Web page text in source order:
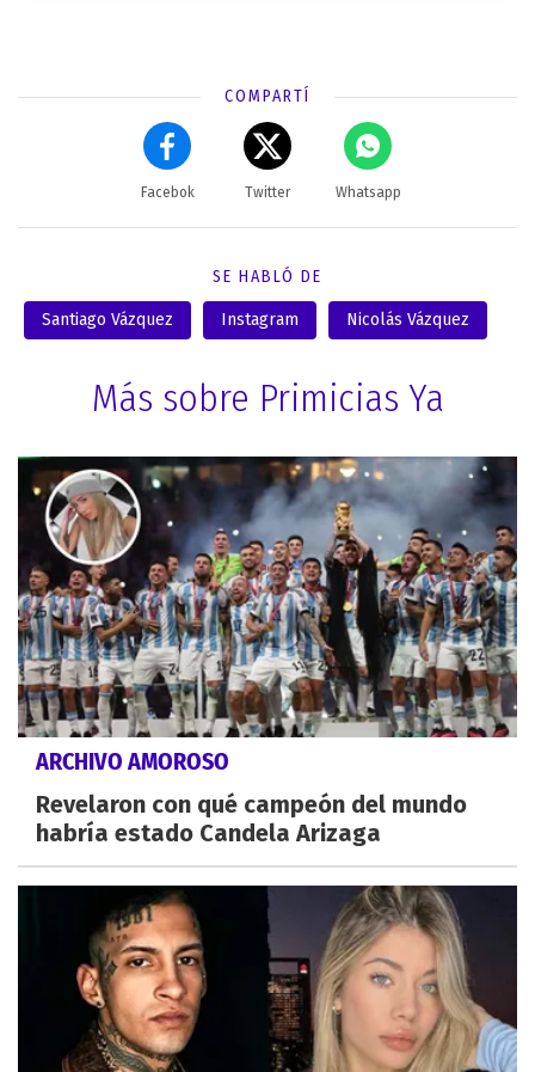
COMPARTÍ
Facebok Twitter Whatsapp
SE HABLÓ DE
Santiago Vázquez Instagram Nicolás Vázquez
Más sobre Primicias Ya
ARCHIVO AMOROSO
Revelaron con qué campeón del mundo
habría estado Candela Arizaga